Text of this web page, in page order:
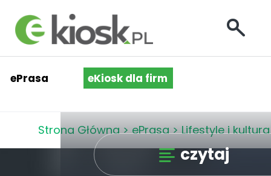
ePrasa eKiosk dla firm
Strona Główna > ePrasa > Lifestyle i kultura
czytaj